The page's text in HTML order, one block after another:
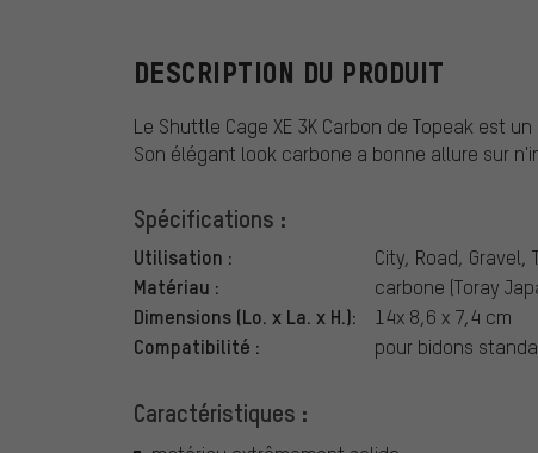
DESCRIPTION DU PRODUIT
Le Shuttle Cage XE 3K Carbon de Topeak est
Son élégant look carbone a bonne allure sur
Spécifications :
Utilisation : City, Road, Gravel,
Matériau : carbone (Toray
Dimensions (Lo. x La. x H.): 14x 8,6 x 7,4 cm
Compatibilité : pour bidons
Caractéristiques :